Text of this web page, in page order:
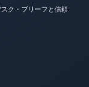
ク・ブリーフと信頼